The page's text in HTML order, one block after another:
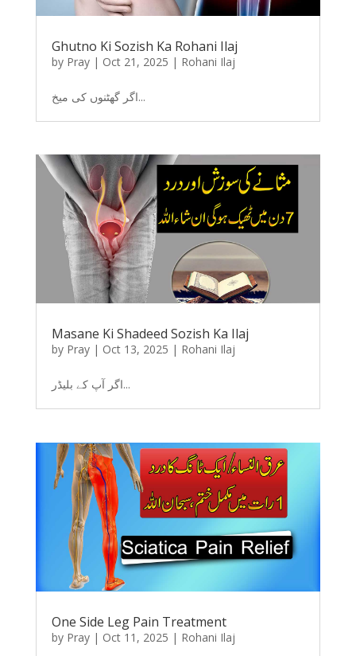
Ghutno Ki Sozish Ka Rohani Ilaj
by Pray| Oct 21, 2025 | Rohani Ilaj
اگر گھٹنوں کی میخ...
Masane Ki Shadeed Sozish Ka Ilaj
by Pray| Oct 13, 2025 | Rohani Ilaj
اگر آپ کے بلیڈر...
One Side Leg Pain Treatment
by Pray| Oct 11, 2025 | Rohani Ilaj